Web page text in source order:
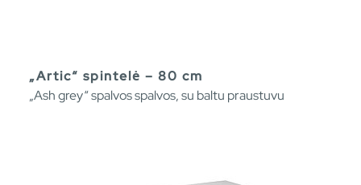
„Artic“ spintelė – 80 cm
„Ash grey“ spalvos spalvos, su baltu praustuvu